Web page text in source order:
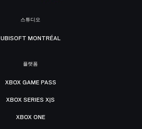
스튜디오
UBISOFT MONTRÉAL
플랫폼
XBOX GAME PASS
XBOX SERIES X|S
XBOX ONE